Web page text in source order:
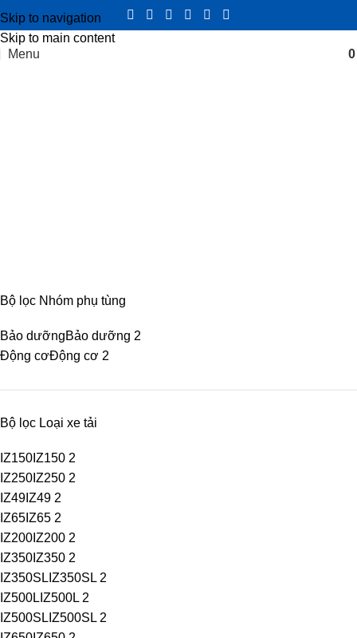
Skip to navigation
Skip to main content
Menu
Bộ lọc Nhóm phụ tùng
Bảo dưỡngBảo dưỡng 2
Động cơĐộng cơ 2
Bộ lọc Loại xe tải
IZ150 IZ150 2
IZ250 IZ250 2
IZ49 IZ49 2
IZ65 IZ65 2
IZ200 IZ200 2
IZ350 IZ350 2
IZ350SL IZ350SL 2
IZ500L IZ500L 2
IZ500SL IZ500SL 2